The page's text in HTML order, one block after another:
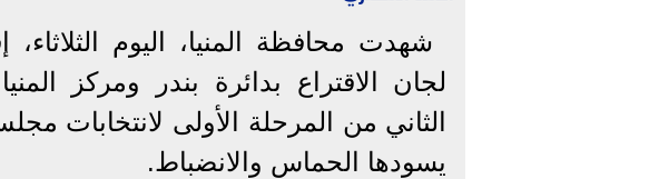
شهدت محافظة المنيا، اليوم الثلاثاء،
لجان الاقتراع بدائرة بندر ومركز
يسودها الحماس والانضباط.